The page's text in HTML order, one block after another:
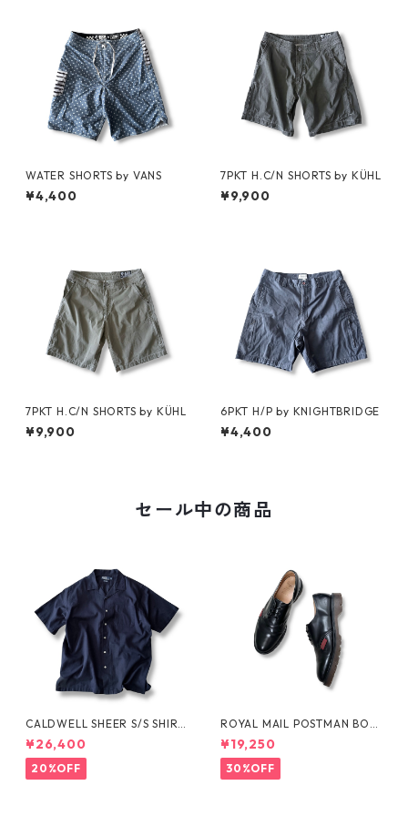
WATER SHORTS by VANS
¥4,400
7PKT H.C/N SHORTS by KÜHL
¥9,900
7PKT H.C/N SHORTS by KÜHL
¥9,900
6PKT H/P by KNIGHTBRIDGE
¥4,400
セール中の商品
CALDWELL SHEER S/S SHIRT
by Polo Ralph Lauren
¥26,400
20%OFF
ROYAL MAIL POSTMAN BOO
TS by Dr.MARTENS
¥19,250
30%OFF